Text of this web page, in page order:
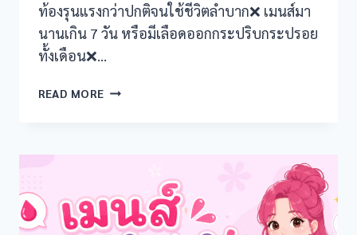
panel
panel
panel
ท้องรุนแรงกว่าปกติจนใช้ชีวิตลำบาก❌ เมนส์มา
นานเกิน 7 วัน หรือมีเลือดออกกระปริบกระปรอย
ทั้งเดือน❌…
READ MOREประจำ
หรือ
ปกติ?